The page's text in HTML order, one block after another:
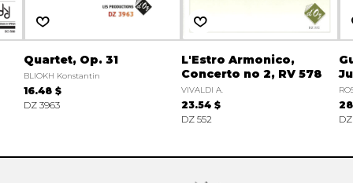
Quartet, Op. 31
BLIOKH Konstantin
16.48 $
DZ 3963
L'Estro Armonico,
Concerto no 2, RV 578
VIVALDI A.
23.54 $
DZ 552